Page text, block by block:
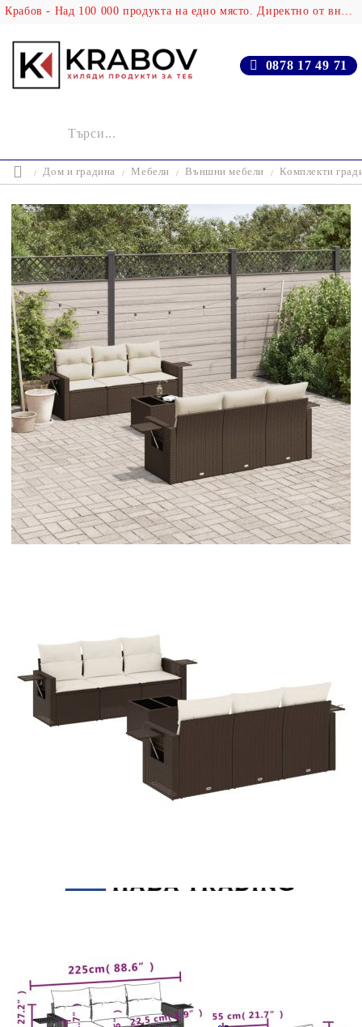
Крабов - Над 100 000 продукта на едно място. Директно от вносителя!
0878 17 49 71
Дом и градина Мебели Външни мебели Комплекти
полиратан